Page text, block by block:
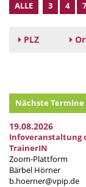
ALLE 3 4 7
PLZ
Nächste Termine
19.08.2026
Infoveranstaltung
TrainerIN
Zoom-Plattform
Bärbel Hörner
b.hoerner@vpip.de